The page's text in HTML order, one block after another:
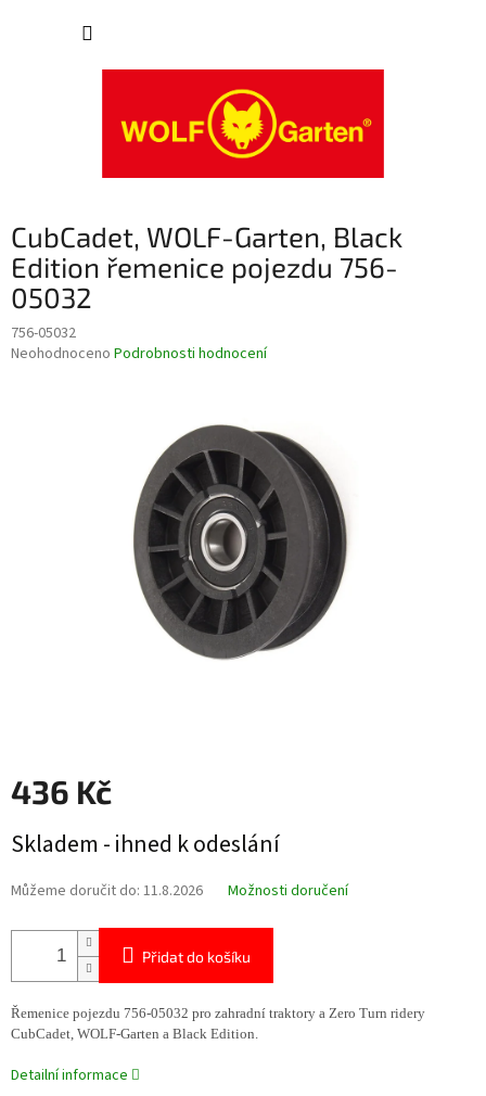
CubCadet, WOLF-Garten, Black
Edition řemenice pojezdu 756-
05032
756-05032
Průměrné
Neohodnoceno Podrobnosti hodnocení
436 Kč
cena:
Skladem - ihned k odeslání
Můžeme doručit do: 11.8.2026 Možnosti doručení
Přidat do košíku
Řemenice pojezdu 756-05032 pro zahradní traktory a Zero Turn ridery
CubCadet, WOLF-Garten a Black Edition.
Detailní informace